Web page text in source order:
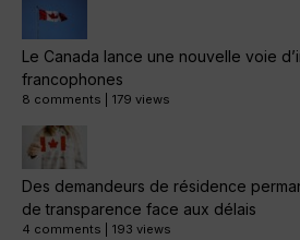
Le Canada lance une nouvelle voie
francophones
8 comments 179 views
Des demandeurs de résidence
de transparence face aux délais
4 comments 193 views